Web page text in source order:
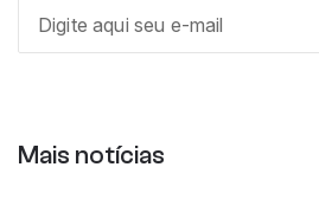
Mais notícias